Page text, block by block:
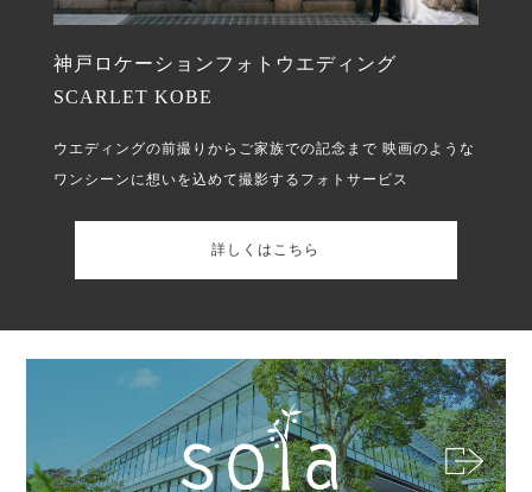
神戸ロケーションフォトウエディング
SCARLET KOBE
ウエディングの前撮りからご家族での記念まで 映画のような
ワンシーンに想いを込めて撮影するフォトサービス
詳しくはこちら